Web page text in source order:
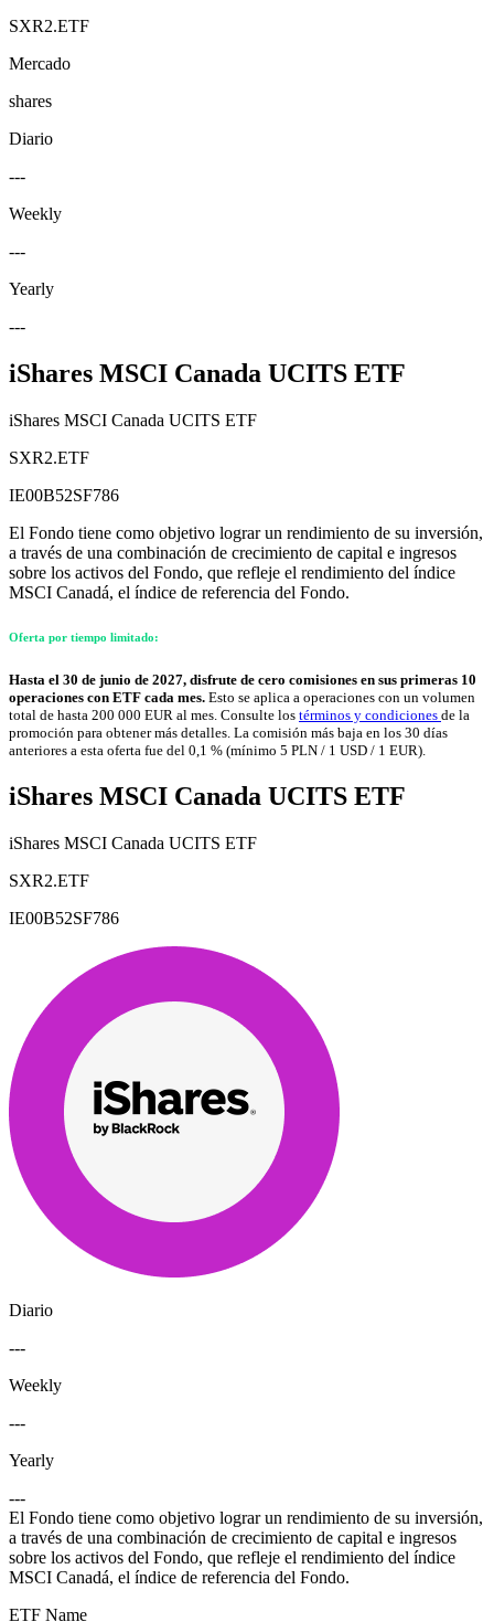
SXR2.ETF
Mercado
shares
Diario
---
Weekly
---
Yearly
---
iShares MSCI Canada UCITS ETF
iShares MSCI Canada UCITS ETF
SXR2.ETF
IE00B52SF786
El Fondo tiene como objetivo lograr un rendimiento de su inversión,
a través de una combinación de crecimiento de capital e ingresos
sobre los activos del Fondo, que refleje el rendimiento del índice
MSCI Canadá, el índice de referencia del Fondo.
Oferta por tiempo limitado:
Hasta el 30 de junio de 2027, disfrute de cero comisiones en sus primeras 10
operaciones con ETF cada mes. Esto se aplica a operaciones con un volumen
total de hasta 200 000 EUR al mes. Consulte los términos y condiciones de la
promoción para obtener más detalles. La comisión más baja en los 30 días
anteriores a esta oferta fue del 0,1 % (mínimo 5 PLN / 1 USD / 1 EUR).
iShares MSCI Canada UCITS ETF
iShares MSCI Canada UCITS ETF
SXR2.ETF
IE00B52SF786
Diario
---
Weekly
---
Yearly
---
El Fondo tiene como objetivo lograr un rendimiento de su inversión,
a través de una combinación de crecimiento de capital e ingresos
sobre los activos del Fondo, que refleje el rendimiento del índice
MSCI Canadá, el índice de referencia del Fondo.
ETF Name